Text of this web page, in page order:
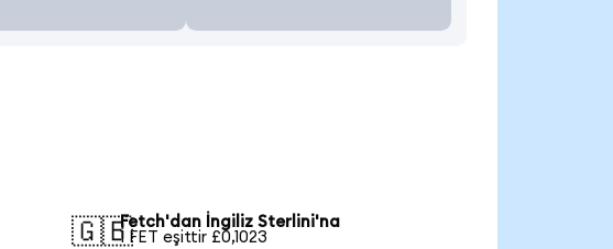
🇬🇧Fetch'dan İngiliz Sterlini'na
1 FET eşittir £0,1023